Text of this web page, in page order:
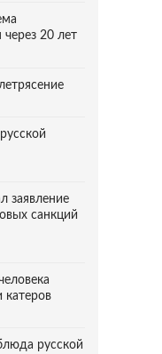
20 лет
заявление
санкций
катеров
русской